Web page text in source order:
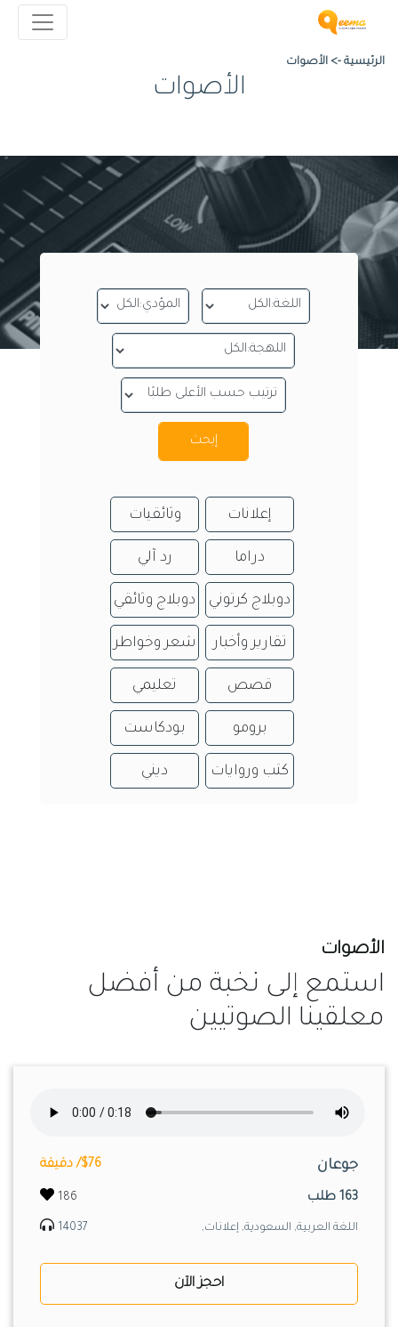
الرئيسية -> الأصوات
الأصوات
إبحث
إعلانات وثائقيات
دراما رد آلي
دوبلاج كرتوني دوبلاج وثائقي
تقارير وأخبار شعر وخواطر
قصص تعليمي
برومو بودكاست
كتب وروايات ديني
الأصوات
استمع إلى نخبة من أفضل
معلقينا الصوتيين
جوعان $76/ دقيقة
163 طلب 186
اللغة العربية, السعودية, إعلانات, 14037
احجز الآن